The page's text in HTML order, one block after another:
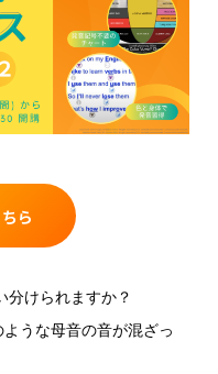
ら
分けられますか？
うな母音の音が混ざっ